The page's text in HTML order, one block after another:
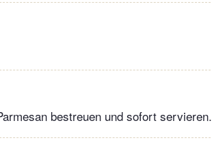
bestreuen und sofort servieren.